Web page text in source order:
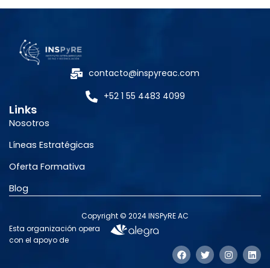
contacto@inspyreac.com
+52 1 55 4483 4099
Links
Nosotros
Líneas Estratégicas
Oferta Formativa
Blog
Copyright © 2024 INSPyRE AC
Esta organización opera
con el apoyo de
F
a
T
w
I
n
L
i